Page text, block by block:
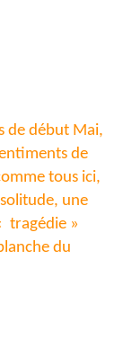
de début Mai,
de
tous ici,
une
tragédie »
du